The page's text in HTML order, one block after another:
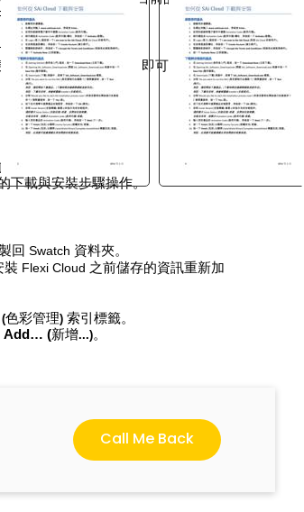
Suite)。
資料夾內。
利的位置(即「桌面」 即可。
Flexi Cloud
授權。
下載與安裝步驟操作。
回 Swatch 資料夾。
裝 Flexi Cloud 之前儲存的資訊重新加
色彩管理) 索引標籤。
Add… (新增...)。
Call Me Back